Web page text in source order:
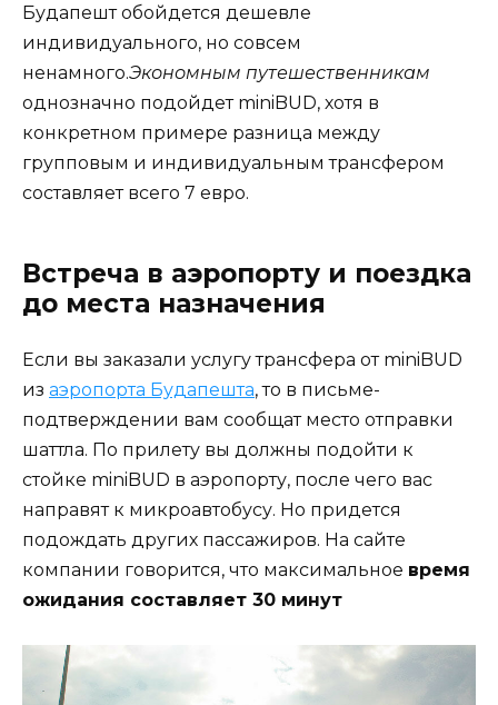
Будапешт обойдется дешевле
индивидуального, но совсем
ненамного.Экономным путешественникам
однозначно подойдет miniBUD, хотя в
конкретном примере разница между
групповым и индивидуальным трансфером
составляет всего 7 евро.
Встреча в аэропорту и поездка
до места назначения
Если вы заказали услугу трансфера от miniBUD
из аэропорта Будапешта, то в письме-
подтверждении вам сообщат место отправки
шаттла. По прилету вы должны подойти к
стойке miniBUD в аэропорту, после чего вас
направят к микроавтобусу. Но придется
подождать других пассажиров. На сайте
компании говорится, что максимальное время
ожидания составляет 30 минут